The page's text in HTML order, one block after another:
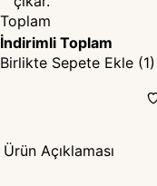
Toplam
İndirimli Toplam
Birlikte Sepete Ekle (1)
Ürün Açıklaması